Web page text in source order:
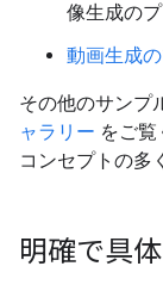
像生成の
動画生成
その他のサンプ
ャラリー をご
コンセプトの多
明確で具